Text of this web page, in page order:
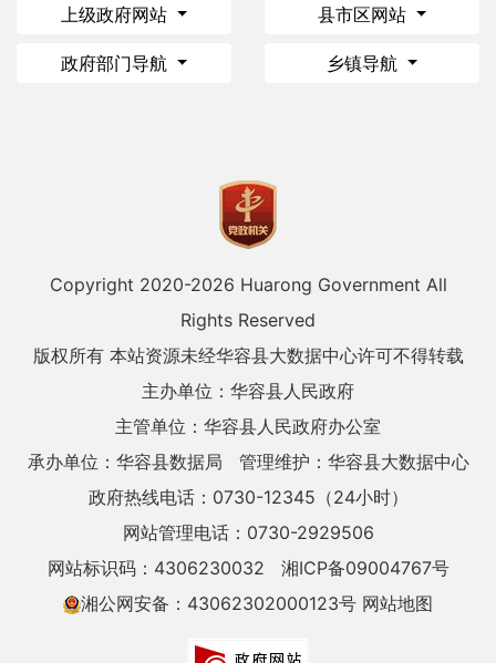
上级政府网站 县市区网站
政府部门导航 乡镇导航
Copyright 2020-2026 Huarong Government All
Rights Reserved
版权所有 本站资源未经华容县大数据中心许可不得转载
主办单位：华容县人民政府
主管单位：华容县人民政府办公室
承办单位：华容县数据局
管理维护：华容县大数据中心
政府热线电话：0730-12345（24小时）
网站管理电话：0730-2929506
网站标识码：4306230032
湘ICP备09004767号
湘公网安备：43062302000123号 网站地图